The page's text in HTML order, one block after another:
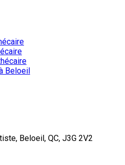
Beloeil
Beloeil, QC, J3G 2V2